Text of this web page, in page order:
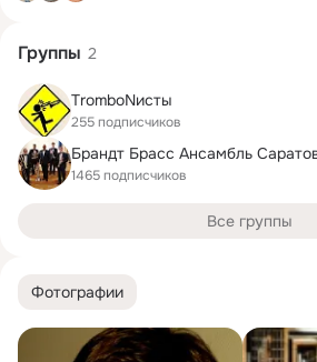
Фотографии
Группы 2
TromboNисты
255 подписчиков
Брандт Брасс Ансамбль
1465 подписчиков
Все группы